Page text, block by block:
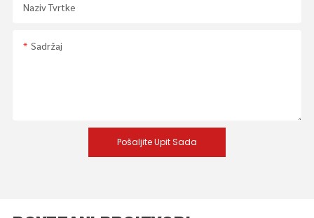
Naziv Tvrtke
Sadržaj
Pošaljite Upit Sada